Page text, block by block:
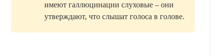
имеют галлюцинации слуховые – они
утверждают, что слышат голоса в голове.